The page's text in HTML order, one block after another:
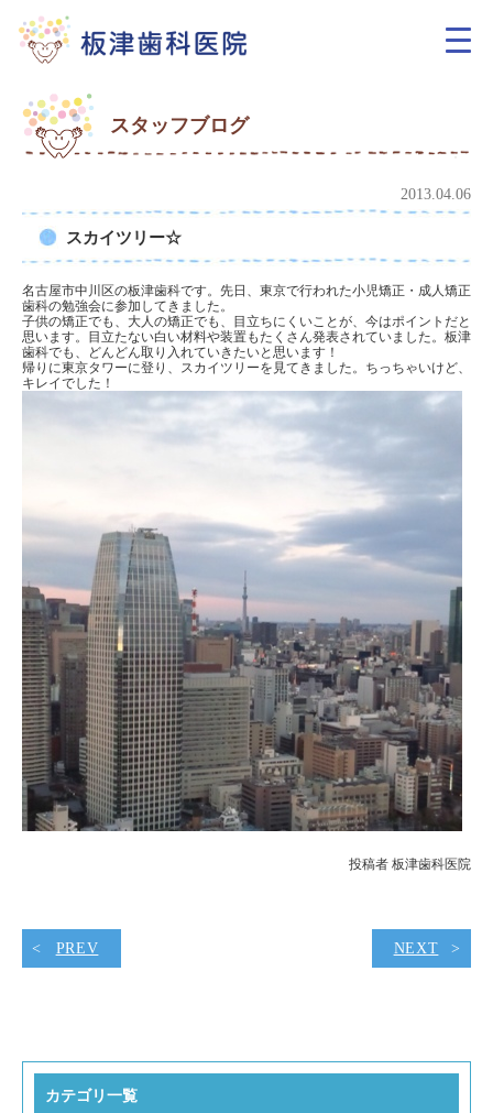
スタッフブログ
2013.04.06
スカイツリー☆
名古屋市中川区の板津歯科です。先日、東京で行われた小児矯正・成人矯正
歯科の勉強会に参加してきました。
子供の矯正でも、大人の矯正でも、目立ちにくいことが、今はポイントだと
思います。目立たない白い材料や装置もたくさん発表されていました。板津
歯科でも、どんどん取り入れていきたいと思います！
帰りに東京タワーに登り、スカイツリーを見てきました。ちっちゃいけど、
キレイでした！
投稿者 板津歯科医院
PREV NEXT
カテゴリ一覧